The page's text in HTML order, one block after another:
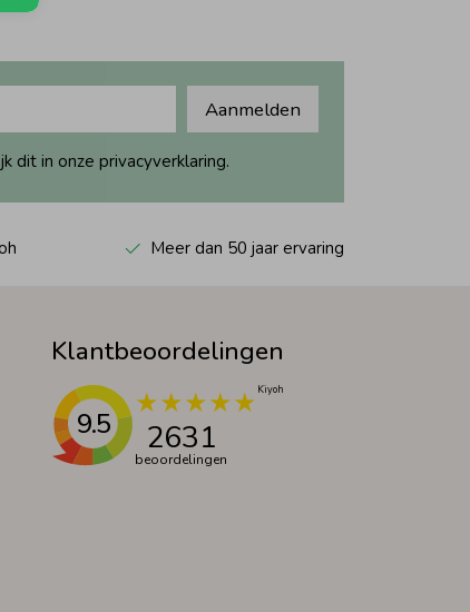
Aanmelden
dit in onze privacyverklaring.
Meer dan 50 jaar ervaring
Klantbeoordelingen
9.5 2631
beoordelingen